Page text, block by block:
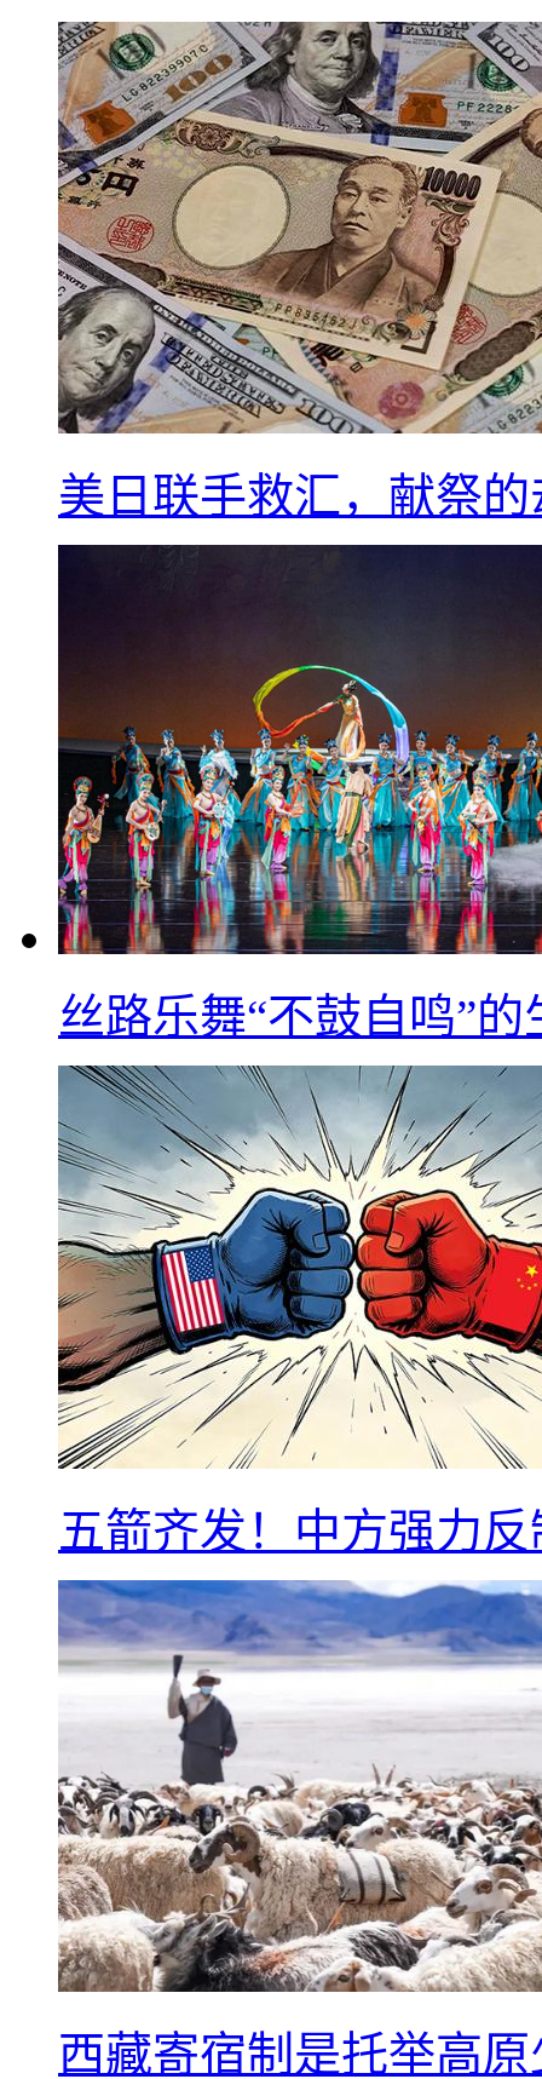
美日联手救汇，献祭
丝路乐舞“不鼓自鸣”
五箭齐发！中方强力
西藏寄宿制是托举高